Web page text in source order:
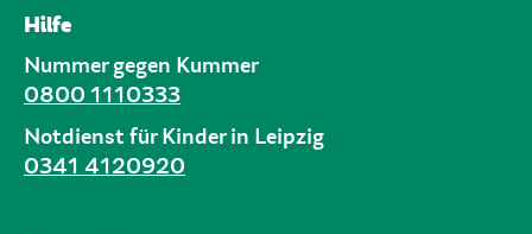
Hilfe
Nummer gegen Kummer
0800 1110333
Notdienst für Kinder in Leipzig
0341 4120920